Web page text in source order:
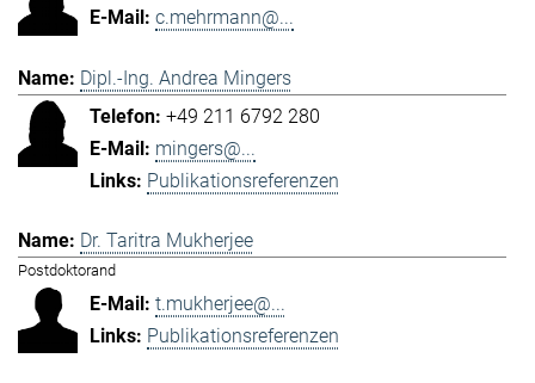
c.mehrmann@...
Dipl.-Ing. Andrea Mingers
+49 211 6792 280
mingers@...
Publikationsreferenzen
Dr. Taritra Mukherjee
Postdoktorand
t.mukherjee@...
Publikationsreferenzen